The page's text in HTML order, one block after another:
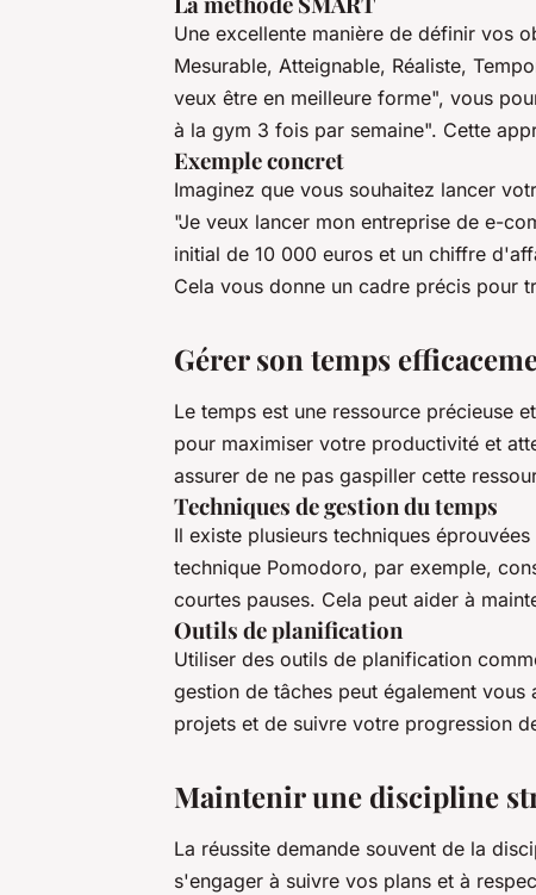
Une excellente manière de définir vos
Mesurable, Atteignable, Réaliste,
veux être en meilleure forme", vous
à la gym 3 fois par semaine". Cette
Exemple concret
Imaginez que vous souhaitez lancer
"Je veux lancer mon entreprise de e-
initial de 10 000 euros et un chiffre
Cela vous donne un cadre précis pour
Gérer son temps
Le temps est une ressource précieuse
pour maximiser votre productivité et
assurer de ne pas gaspiller cette
Techniques de gestion du temps
Il existe plusieurs techniques
technique Pomodoro, par exemple,
courtes pauses. Cela peut aider à
Outils de planification
Utiliser des outils de planification
gestion de tâches peut également vous
projets et de suivre votre progression
Maintenir une discipline
La réussite demande souvent de la
s'engager à suivre vos plans et à